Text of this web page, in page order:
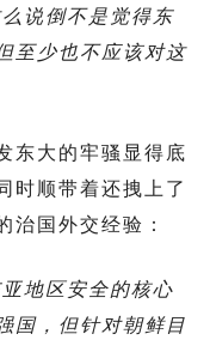
说倒不是觉得东
至少也不应该对这
东大的牢骚显得底
时顺带着还拽上了
治国外交经验：
地区安全的核心
国，但针对朝鲜目